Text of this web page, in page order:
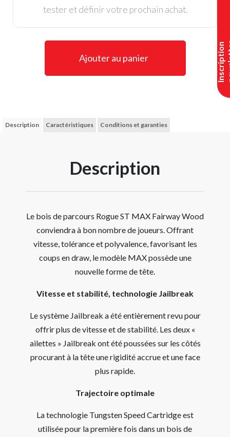
I
n
s
c
r
i
p
t
i
o
n
n
e
w
s
l
e
t
t
e
tester et définir votre prochain achat.
Ajouter au panier
Description Caractéristiques Conditions et garanties
Description
Le bois de parcours Rogue ST MAX Fairway Wood
conviendra à bon nombre de joueurs. Offrant
vitesse, tolérance et polyvalence, favorisant les
coups en draw, le modèle MAX possède une
nouvelle forme de tête.
Vitesse et stabilité, technologie Jailbreak
Le système Jailbreak a été entièrement revu pour
offrir plus de vitesse et de stabilité. Les deux «
ailettes » Jailbreak ont été poussées sur les côtés
procurant à la tête une rigidité accrue et une face
plus rapide.
Trajectoire optimale
La technologie Tungsten Speed Cartridge est
utilisée pour la première fois dans un bois de